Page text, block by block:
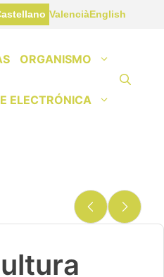
ValenciàEnglish
ORGANISMO
ELECTRÓNICA